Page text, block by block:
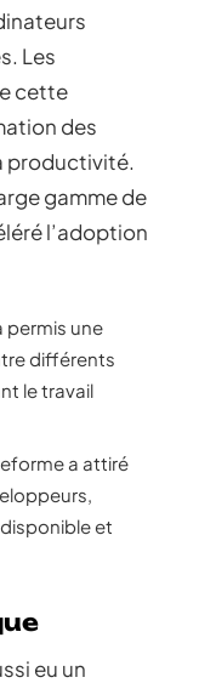
Les
cette
des
productivité.
gamme de
l’adoption
permis une
différents
le travail
a attiré
et
eu un